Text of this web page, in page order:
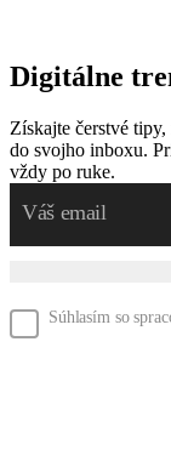
Digitálne
Získajte čerstvé
do svojho inboxu.
vždy po ruke.
Súhlasím so